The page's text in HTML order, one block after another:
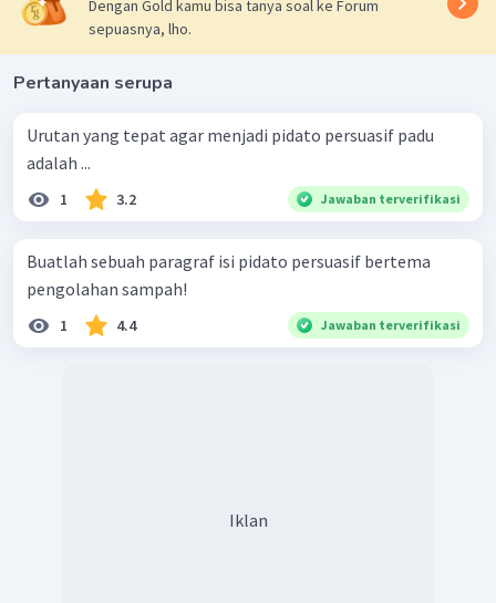
Dengan Gold kamu bisa tanya soal ke Forum
sepuasnya, lho.
Pertanyaan serupa
Urutan yang tepat agar menjadi pidato persuasif padu
adalah ...
1 3.2 Jawaban terverifikasi
Buatlah sebuah paragraf isi pidato persuasif bertema
pengolahan sampah!
1 4.4 Jawaban terverifikasi
Iklan